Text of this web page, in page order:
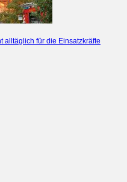
alltäglich für die Einsatzkräfte